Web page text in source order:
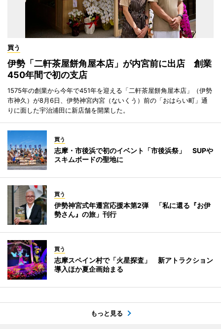
買う
伊勢「二軒茶屋餅角屋本店」が内宮前に出店 創業
450年間で初の支店
1575年の創業から今年で451年を迎える「二軒茶屋餅角屋本店」（伊勢
市神久）が8月6日、伊勢神宮内宮（ないくう）前の「おはらい町」通
りに面した宇治浦田に新店舗を開業した。
買う
志摩・市後浜で初のイベント「市後浜祭」 SUPや
スキムボードの聖地に
買う
伊勢神宮式年遷宮応援本第2弾 「私に還る『お伊
勢さん』の旅」刊行
買う
志摩スペイン村で「火星探査」 新アトラクション
導入ほか夏企画始まる
もっと見る